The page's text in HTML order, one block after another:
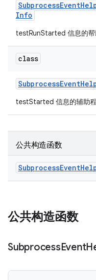
SubprocessEvent
Info
testRunStarted 信息的
class
SubprocessEvent
testStarted 信息的辅助
公共构造函数
SubprocessEvent
公共构造函数
SubprocessEvent